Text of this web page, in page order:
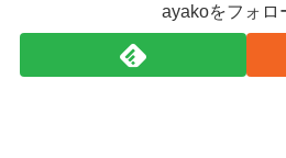
ayakoをフォロ